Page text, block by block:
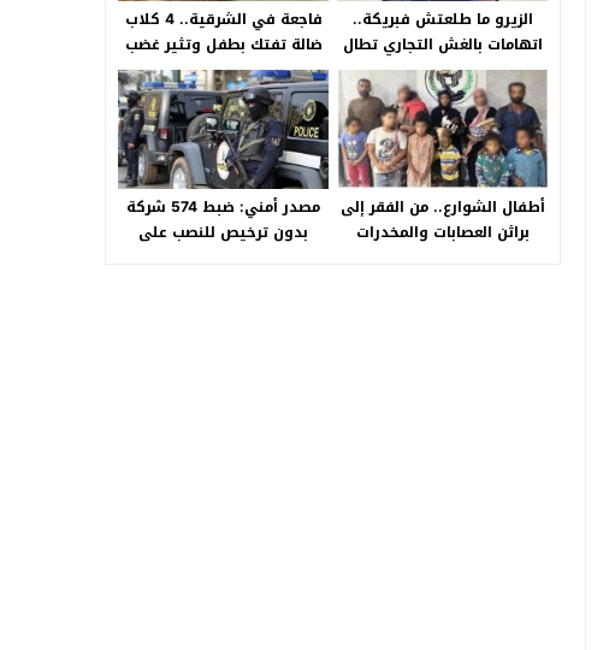
الزيرو ما طلعتش فبريكة..
اتهامات بالغش التجاري تطال
«HA Auto التجمع».. شكوى
شراء سيارة بـ3 ملايين جنيه
تفجّر الأزمة
فاجعة في الشرقية.. 4 كلاب
ضالة تفتك بطفل وتثير غضب
الأهالي بالصالحية الجديدة
أطفال الشوارع.. من الفقر إلى
براثن العصابات والمخدرات
مصدر أمني: ضبط 574 شركة
بدون ترخيص للنصب على